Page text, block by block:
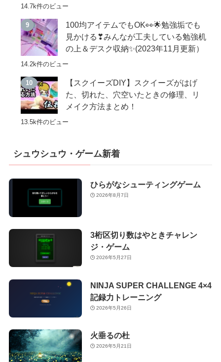
14.7k件のビュー
100均アイテムでもOK👀🌟勉強垢でも
見かける❣みんなが工夫している勉強机
の上＆デスク収納✨(2023年11月更新）
14.2k件のビュー
【スクイーズDIY】スクイーズがはげ
た、切れた、穴空いたときの修理、リ
メイク方法まとめ！
13.5k件のビュー
シュウシュウ・ゲーム新着
ひらがなシューティングゲーム
2026年8月7日
3桁区切り数はやときチャレン
ジ・ゲーム
2026年5月27日
NINJA SUPER CHALLENGE 4×4
記録力トレーニング
2026年5月26日
火垂るの杜
2026年5月21日